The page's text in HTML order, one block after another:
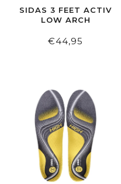
SIDAS 3 FEET ACTIV
LOW ARCH
€44,95